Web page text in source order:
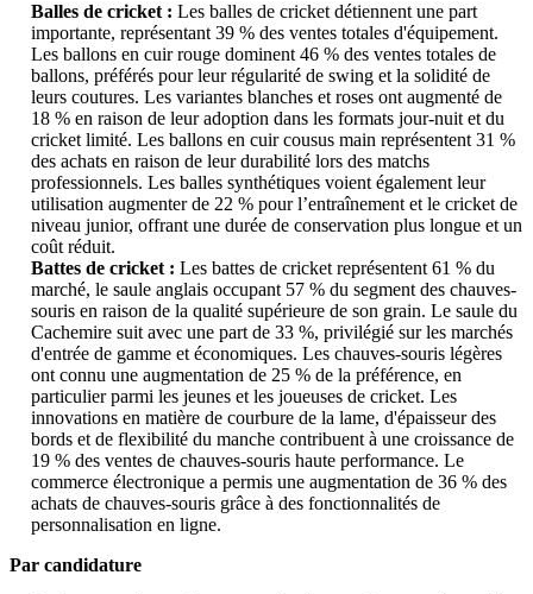
Balles de cricket : Les balles de cricket détiennent une part
importante, représentant 39 % des ventes totales d'équipement.
Les ballons en cuir rouge dominent 46 % des ventes totales de
ballons, préférés pour leur régularité de swing et la solidité de
leurs coutures. Les variantes blanches et roses ont augmenté de
18 % en raison de leur adoption dans les formats jour-nuit et du
cricket limité. Les ballons en cuir cousus main représentent 31 %
des achats en raison de leur durabilité lors des matchs
professionnels. Les balles synthétiques voient également leur
utilisation augmenter de 22 % pour l’entraînement et le cricket de
niveau junior, offrant une durée de conservation plus longue et un
coût réduit.
Battes de cricket : Les battes de cricket représentent 61 % du
marché, le saule anglais occupant 57 % du segment des chauves-
souris en raison de la qualité supérieure de son grain. Le saule du
Cachemire suit avec une part de 33 %, privilégié sur les marchés
d'entrée de gamme et économiques. Les chauves-souris légères
ont connu une augmentation de 25 % de la préférence, en
particulier parmi les jeunes et les joueuses de cricket. Les
innovations en matière de courbure de la lame, d'épaisseur des
bords et de flexibilité du manche contribuent à une croissance de
19 % des ventes de chauves-souris haute performance. Le
commerce électronique a permis une augmentation de 36 % des
achats de chauves-souris grâce à des fonctionnalités de
personnalisation en ligne.
Par candidature